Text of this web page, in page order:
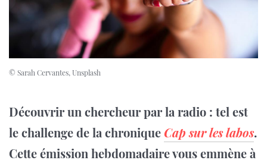
© Sarah Cervantes, Unsplash
Découvrir un chercheur par la radio : tel est
le challenge de la chronique Cap sur les labos.
Cette émission hebdomadaire vous emmène à